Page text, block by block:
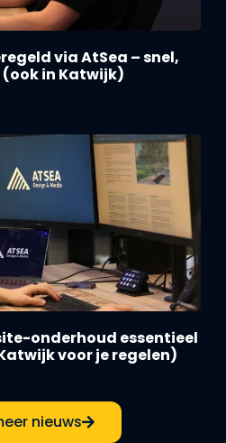
via AtSea – snel,
in Katwijk)
onderhoud essentieel
voor je regelen)
nieuws